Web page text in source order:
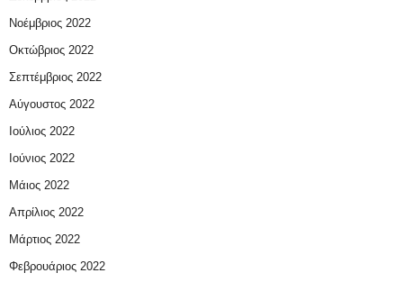
Νοέμβριος 2022
Οκτώβριος 2022
Σεπτέμβριος 2022
Αύγουστος 2022
Ιούλιος 2022
Ιούνιος 2022
Μάιος 2022
Απρίλιος 2022
Μάρτιος 2022
Φεβρουάριος 2022